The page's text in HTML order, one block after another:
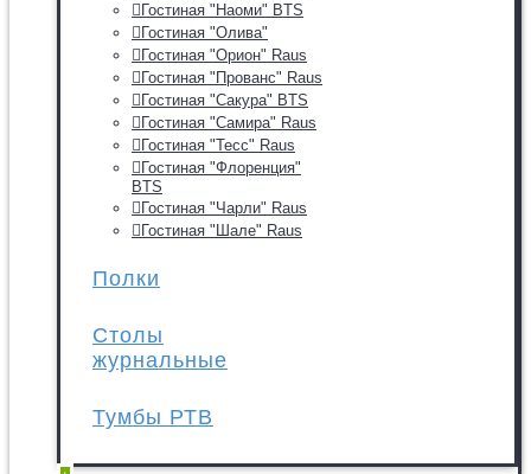
Гостиная "Наоми" BTS
Гостиная "Олива"
Гостиная "Орион" Raus
Гостиная "Прованс" Raus
Гостиная "Сакура" BTS
Гостиная "Самира" Raus
Гостиная "Тесс" Raus
Гостиная "Флоренция"
BTS
Гостиная "Чарли" Raus
Гостиная "Шале" Raus
Полки
Столы
журнальные
Тумбы РТВ